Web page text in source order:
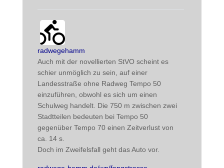
radwegehamm avatar
radwegehamm
Auch mit der novellierten StVO scheint es
schier unmöglich zu sein, auf einer
Landesstraße ohne Radweg Tempo 50
einzuführen, obwohl es sich um einen
Schulweg handelt. Die 750 m zwischen zwei
Stadtteilen bedeuten bei Tempo 50
gegenüber Tempo 70 einen Zeitverlust von
ca. 14 s.
Doch im Zweifelsfall geht das Auto vor.